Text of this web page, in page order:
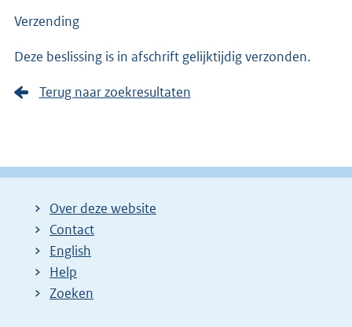
Verzending
Deze beslissing is in afschrift gelijktijdig verzonden.
Terug naar zoekresultaten
Over deze website
Contact
English
Help
Zoeken